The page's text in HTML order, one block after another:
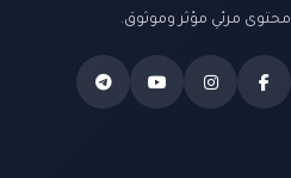
محتوى مرئي مؤثر وموثوق.